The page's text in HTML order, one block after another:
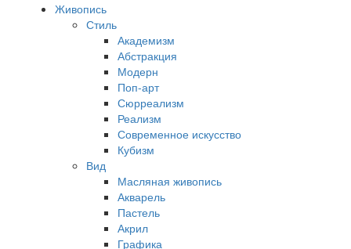
Живопись
Стиль
Академизм
Абстракция
Модерн
Поп-арт
Сюрреализм
Реализм
Современное искусство
Кубизм
Вид
Масляная живопись
Акварель
Пастель
Акрил
Графика